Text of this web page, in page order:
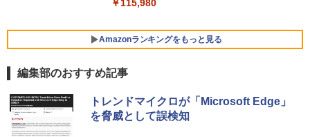
￥139,880
￥115,980
Amazonランキングをもっと見る
編集部のおすすめ記事
トレンドマイクロが「Microsoft Edge」
を脅威として誤検知